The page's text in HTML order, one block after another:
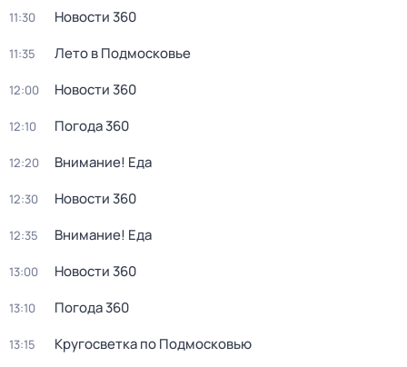
11:30 Новости 360
11:35 Лето в Подмосковье
12:00 Новости 360
12:10 Погода 360
12:20 Внимание! Еда
12:30 Новости 360
12:35 Внимание! Еда
13:00 Новости 360
13:10 Погода 360
13:15 Кругосветка по Подмосковью